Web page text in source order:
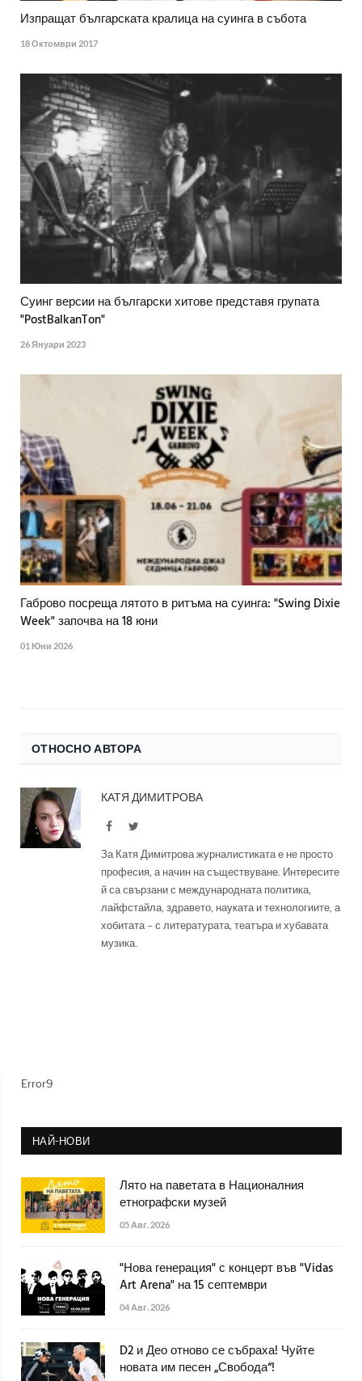
Изпращат българската кралица на суинга в събота
18 Октомври 2017
Суинг версии на български хитове представя групата
"PostBalkanTon"
26 Януари 2023
Габрово посреща лятото в ритъма на суинга: "Swing Dixie
Week" започва на 18 юни
01 Юни 2026
ОТНОСНО АВТОРА
КАТЯ ДИМИТРОВА
FacebookTwitter
За Катя Димитрова журналистиката е не просто
професия, а начин на съществуване. Интересите
й са свързани с международната политика,
лайфстайла, здравето, науката и технологиите, а
хобитата – с литературата, театъра и хубавата
музика.
Error9
НАЙ-НОВИ
Лято на паветата в Националния
етнографски музей
05 Авг. 2026
"Нова генерация" с концерт във "Vidas
Art Arena" на 15 септември
04 Авг. 2026
D2 и Део отново се събраха! Чуйте
новата им песен „Свобода“!